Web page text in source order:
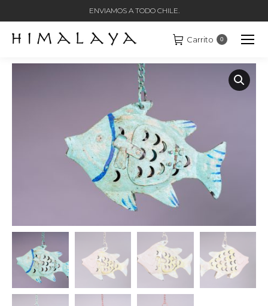
ENVIAMOS A TODO CHILE.
Carrito 0